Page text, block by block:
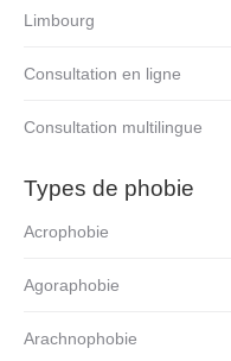
Limbourg
Consultation en ligne
Consultation multilingue
Types de phobie
Acrophobie
Agoraphobie
Arachnophobie